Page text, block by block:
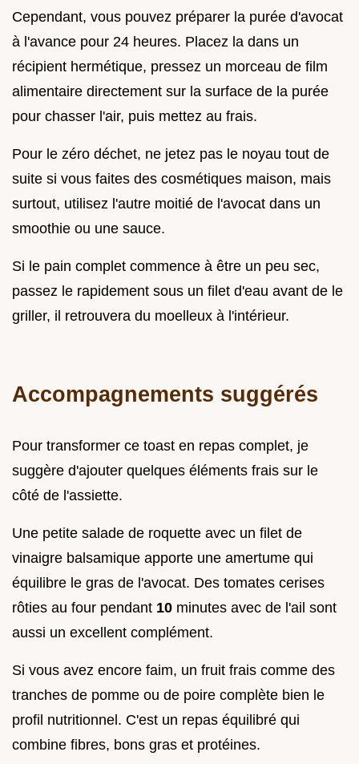
Cependant, vous pouvez préparer la purée d'avocat
à l'avance pour 24 heures. Placez la dans un
récipient hermétique, pressez un morceau de film
alimentaire directement sur la surface de la purée
pour chasser l'air, puis mettez au frais.
Pour le zéro déchet, ne jetez pas le noyau tout de
suite si vous faites des cosmétiques maison, mais
surtout, utilisez l'autre moitié de l'avocat dans un
smoothie ou une sauce.
Si le pain complet commence à être un peu sec,
passez le rapidement sous un filet d'eau avant de le
griller, il retrouvera du moelleux à l'intérieur.
Accompagnements suggérés
Pour transformer ce toast en repas complet, je
suggère d'ajouter quelques éléments frais sur le
côté de l'assiette.
Une petite salade de roquette avec un filet de
vinaigre balsamique apporte une amertume qui
équilibre le gras de l'avocat. Des tomates cerises
rôties au four pendant 10 minutes avec de l'ail sont
aussi un excellent complément.
Si vous avez encore faim, un fruit frais comme des
tranches de pomme ou de poire complète bien le
profil nutritionnel. C'est un repas équilibré qui
combine fibres, bons gras et protéines.